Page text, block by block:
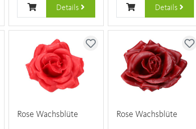
Details Details
Rose Wachsblüte Rose Wachsblüte